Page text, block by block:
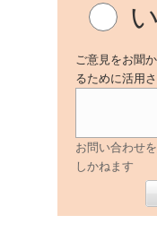
ご意見をお聞
るために活用
お問い合わせ
しかねます